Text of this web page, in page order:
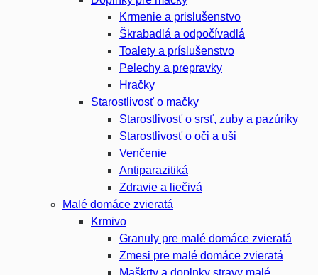
Krmenie a prislušenstvo
Škrabadlá a odpočívadlá
Toalety а príslušenstvo
Pelechy a prepravky
Hračky
Starostlivosť o mačky
Starostlivosť o srsť, zuby a pazúriky
Starostlivosť o oči a uši
Venčenie
Antiparazitiká
Zdravie a liečivá
Malé domáce zvieratá
Krmivo
Granuly pre malé domáce zvieratá
Zmesi pre malé domáce zvieratá
Maškrty a doplnky stravy malé